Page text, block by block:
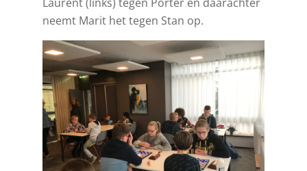
Laurent (links) tegen Porter en daarachter
neemt Marit het tegen Stan op.